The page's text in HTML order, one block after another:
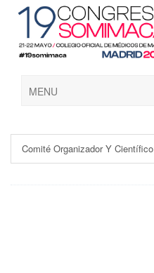
MENU
Comité Organizador Y Científico